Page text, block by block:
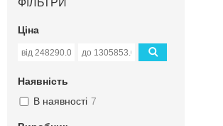
ФІЛЬТРИ
Ціна
Наявність
В наявності 7